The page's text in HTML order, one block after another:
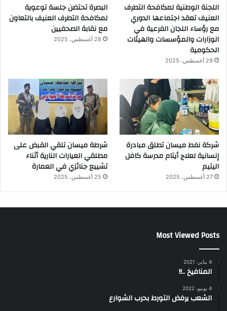
اللجنة الوطنية لمكافحة التطرف
العنيف تعقد اجتماعها الدوري
مع رؤساء اللجان الفرعية في
الوزارات والمؤسسات والهيئات
الحكومية
29 أغسطس، 2025
البصرة تحتضن جلسة توعوية
لمكافحة التطرف العنيف بالتعاون
مع نقابة الصحفيين
28 أغسطس، 2025
شركة نفط ميسان تطلق مبادرة
إنسانية لعلاج أيتام مدرسة كافل
اليتيم
27 أغسطس، 2025
شرطة ميسان تلقي القبض على
مطلقي العيارات النارية أثناء
تشييع جنائزي في العمارة
25 أغسطس، 2025
Most Viewed Posts
4 يناير، 2021
المنافيخ ..!!
4 يونيو، 2022
الشعب يرفض التورط بحرب الشوارع